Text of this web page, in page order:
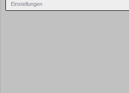
Einstellungen